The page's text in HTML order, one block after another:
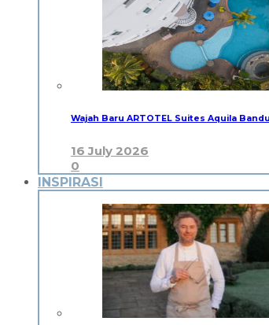
Wajah Baru ARTOTEL Suites Aquila
16 July 2026
0
INSPIRASI